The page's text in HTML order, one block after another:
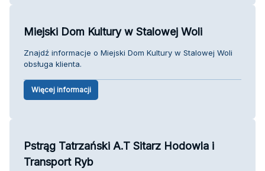
Miejski Dom Kultury w Stalowej Woli
Znajdź informacje o Miejski Dom Kultury w Stalowej Woli
obsługa klienta.
Więcej informacji
Pstrąg Tatrzański A.T Sitarz Hodowla i
Transport Ryb